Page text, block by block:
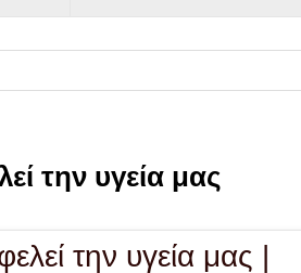
την υγεία μας